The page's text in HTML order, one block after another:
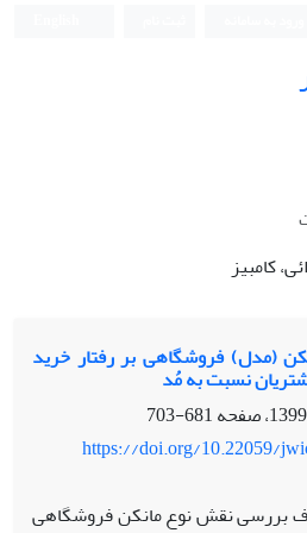
کامبیز
(مدل) فروشگاهی بر رفتار خرید
نسبت به مُد
681-703
https://doi.org/10.22059/
بررسی نقش نوع مانکن فروشگاهی